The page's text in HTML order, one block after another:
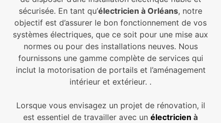
sécurisée. En tant qu’électricien à Orléans, notre
objectif est d’assurer le bon fonctionnement de vos
systèmes électriques, que ce soit pour une mise aux
normes ou pour des installations neuves. Nous
fournissons une gamme complète de services qui
inclut la motorisation de portails et l’aménagement
intérieur et extérieur. .
Lorsque vous envisagez un projet de rénovation, il
est essentiel de travailler avec un électricien à